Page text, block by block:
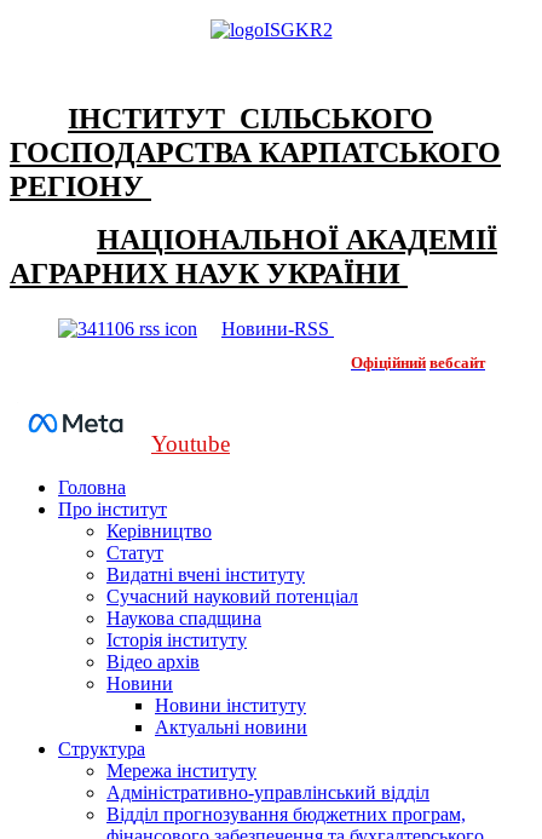
ІНСТИТУТ СІЛЬСЬКОГО
ГОСПОДАРСТВА КАРПАТСЬКОГО
РЕГІОНУ
НАЦІОНАЛЬНОЇ АКАДЕМІЇ
АГРАРНИХ НАУК УКРАЇНИ
Новини-RSS
Офіційний вебсайт
Youtube
Головна
Про інститут
Керівництво
Статут
Видатні вчені інституту
Сучасний науковий потенціал
Наукова спадщина
Історія інституту
Відео архів
Новини
Новини інституту
Актуальні новини
Структура
Мережа інституту
Адміністративно-управлінський відділ
Відділ прогнозування бюджетних програм,